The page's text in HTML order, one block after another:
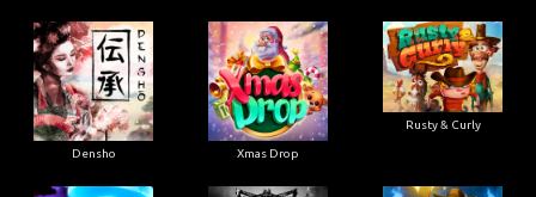
Densho Xmas Drop
Rusty & Curly